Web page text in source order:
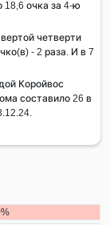
18,6 очка за 4-ю
четверти
- 2 раза. И в 7
Коройвос
составило 26 в